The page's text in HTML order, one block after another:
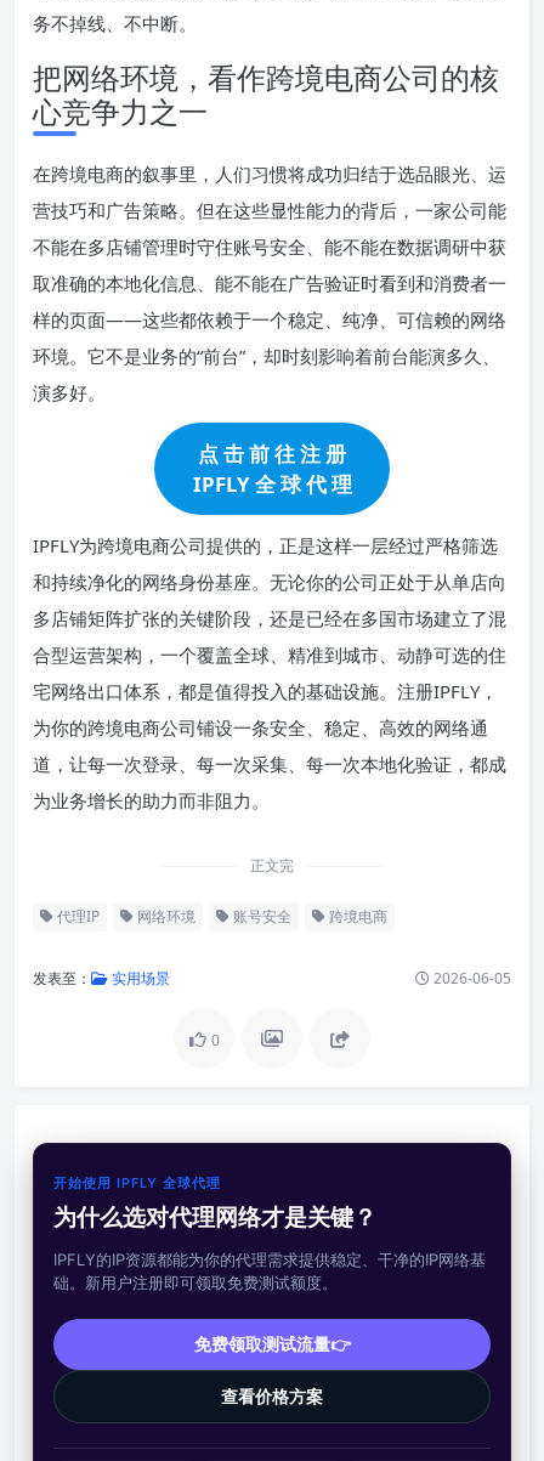
务不掉线、不中断。
把网络环境，看作跨境电商公司的核
心竞争力之一
在跨境电商的叙事里，人们习惯将成功归结于选品眼光、运
营技巧和广告策略。但在这些显性能力的背后，一家公司能
不能在多店铺管理时守住账号安全、能不能在数据调研中获
取准确的本地化信息、能不能在广告验证时看到和消费者一
样的页面——这些都依赖于一个稳定、纯净、可信赖的网络
环境。它不是业务的“前台”，却时刻影响着前台能演多久、
演多好。
点 击 前 往 注 册
IPFLY 全 球 代 理
IPFLY为跨境电商公司提供的，正是这样一层经过严格筛选
和持续净化的网络身份基座。无论你的公司正处于从单店向
多店铺矩阵扩张的关键阶段，还是已经在多国市场建立了混
合型运营架构，一个覆盖全球、精准到城市、动静可选的住
宅网络出口体系，都是值得投入的基础设施。注册IPFLY，
为你的跨境电商公司铺设一条安全、稳定、高效的网络通
道，让每一次登录、每一次采集、每一次本地化验证，都成
为业务增长的助力而非阻力。
正文完
代理IP 网络环境 账号安全 跨境电商
发表至： 实用场景 2026-06-05
0
开始使用 IPFLY 全球代理
为什么选对代理网络才是关键？
IPFLY的IP资源都能为你的代理需求提供稳定、干净的IP网络基
础。新用户注册即可领取免费测试额度。
免费领取测试流量👉
查看价格方案